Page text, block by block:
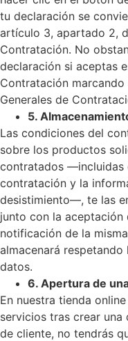
tu declaración se
artículo 3, apartado 2,
Contratación. No
declaración si aceptas
Contratación
Generales de
5.
Las condiciones del
sobre los productos
contratados —incluidas
contratación y la
desistimiento—, te las
junto con la
notificación de la
almacenará
datos.
6. Apertura de
En nuestra tienda
servicios tras crear una
de cliente, no tendrás